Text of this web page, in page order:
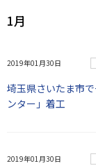
1月
2019年01月30日
埼玉県さいたま市
ンター」着工
2019年01月30日